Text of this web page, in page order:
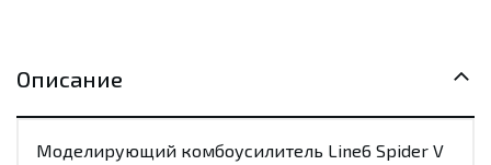
Описание
Моделирующий комбоусилитель Line6 Spider V